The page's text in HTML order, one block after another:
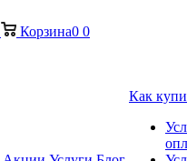
Корзина0 0
Как